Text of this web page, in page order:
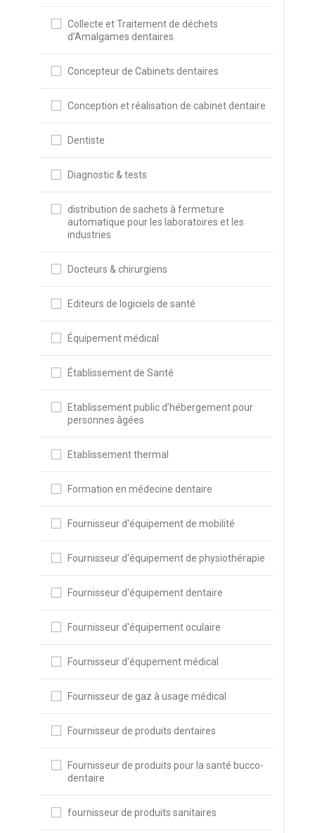
Collecte et Traitement de déchets
d'Amalgames dentaires
Concepteur de Cabinets dentaires
Conception et réalisation de cabinet dentaire
Dentiste
Diagnostic & tests
distribution de sachets à fermeture
automatique pour les laboratoires et les
industries
Docteurs & chirurgiens
Editeurs de logiciels de santé
Équipement médical
Établissement de Santé
Etablissement public d’hébergement pour
personnes âgées
Etablissement thermal
Formation en médecine dentaire
Fournisseur d'équipement de mobilité
Fournisseur d'équipement de physiothérapie
Fournisseur d'équipement dentaire
Fournisseur d'équipement oculaire
Fournisseur d'équpement médical
Fournisseur de gaz à usage médical
Fournisseur de produits dentaires
Fournisseur de produits pour la santé bucco-
dentaire
fournisseur de produits sanitaires